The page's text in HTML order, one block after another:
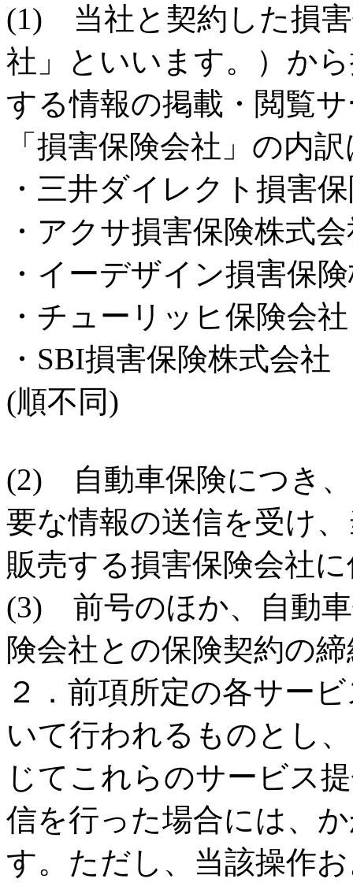
(1) 当社と契約した損
社」といいます。）か
する情報の掲載・閲覧
「損害保険会社」の内
・三井ダイレクト損害
・アクサ損害保険株式
・イーデザイン損害保
・チューリッヒ保険会社
・SBI損害保険株式会社
(順不同)
(2) 自動車保険につき
要な情報の送信を受け
販売する損害保険会社
(3) 前号のほか、自動
険会社との保険契約の
２．前項所定の各サー
いて行われるものとし
じてこれらのサービス
信を行った場合には、
す。ただし、当該操作